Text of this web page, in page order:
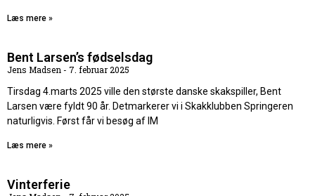
Læs mere »
Bent Larsen’s fødselsdag
Jens Madsen
7. februar 2025
Tirsdag 4.marts 2025 ville den største danske skakspiller, Bent
Larsen være fyldt 90 år. Detmarkerer vi i Skakklubben Springeren
naturligvis. Først får vi besøg af IM
Læs mere »
Vinterferie